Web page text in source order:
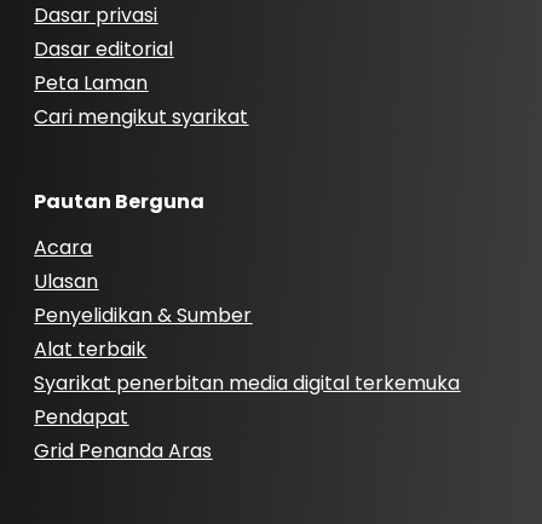
Dasar privasi
Dasar editorial
Peta Laman
Cari mengikut syarikat
Pautan Berguna
Acara
Ulasan
Penyelidikan & Sumber
Alat terbaik
Syarikat penerbitan media digital terkemuka
Pendapat
Grid Penanda Aras